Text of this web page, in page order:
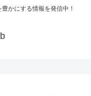
かにする情報を発信中！